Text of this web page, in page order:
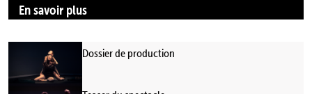
En savoir plus
Dossier de production